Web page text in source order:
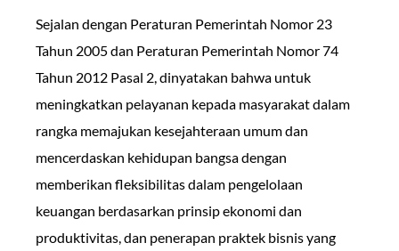
Sejalan dengan Peraturan Pemerintah Nomor 23
Tahun 2005 dan Peraturan Pemerintah Nomor 74
Tahun 2012 Pasal 2, dinyatakan bahwa untuk
meningkatkan pelayanan kepada masyarakat dalam
rangka memajukan kesejahteraan umum dan
mencerdaskan kehidupan bangsa dengan
memberikan fleksibilitas dalam pengelolaan
keuangan berdasarkan prinsip ekonomi dan
produktivitas, dan penerapan praktek bisnis yang